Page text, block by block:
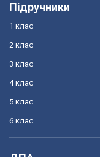
Підручники
1 клас
2 клас
3 клас
4 клас
5 клас
6 клас